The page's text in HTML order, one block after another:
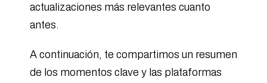
actualizaciones más relevantes cuanto
antes.
A continuación, te compartimos un resumen
de los momentos clave y las plataformas